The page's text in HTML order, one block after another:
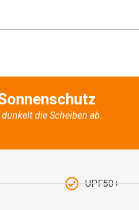
die Scheiben ab.
UPF50+